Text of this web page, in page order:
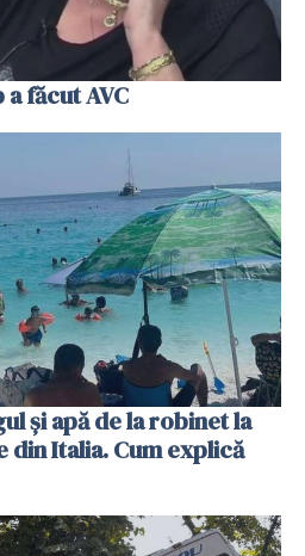
făcut AVC
și apă de la robinet la
din Italia. Cum explică